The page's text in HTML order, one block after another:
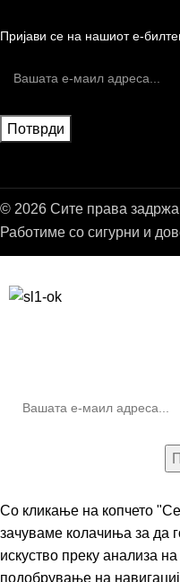
Пријави се на нашиот е-
© 2026 Сите права
Работиме со сигурни и
Со кликање на копчето
зачуваме колачиња за да
искуство преку анализа
подобрување на